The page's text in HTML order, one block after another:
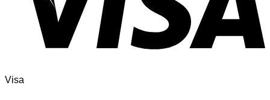
Visa